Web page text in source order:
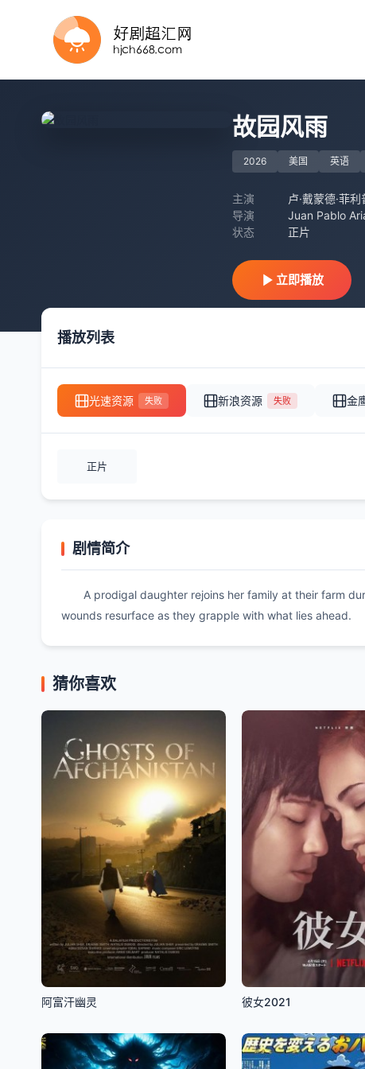
故园风雨
2026 美国 英语
主演
卢·戴蒙德·菲
导演
Juan Pablo
状态
正片
立即播放
播放列表
光速资源 失败 新浪资源 失败 金
正片
剧情简介
A prodigal daughter rejoins her family at their farm
wounds resurface as they grapple with what lies ahead.
猜你喜欢
阿富汗幽灵 彼女2021